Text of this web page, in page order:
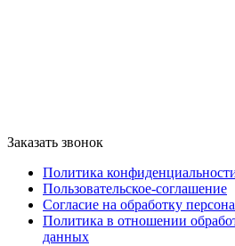
Заказать звонок
Политика
Пользовательское-соглашение
Согласие на обработку
Политика в отношении
данных